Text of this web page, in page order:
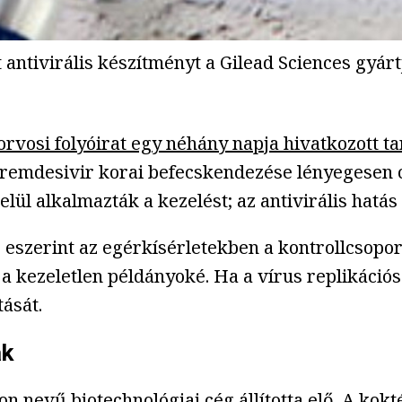
készítményt a Gilead Sciences
folyóirat egy néhány napja hivatkozott
korai befecskendezése
alkalmazták a kezelést; az antivirális
az egérkísérletekben a
kezeletlen példányoké. Ha a vírus